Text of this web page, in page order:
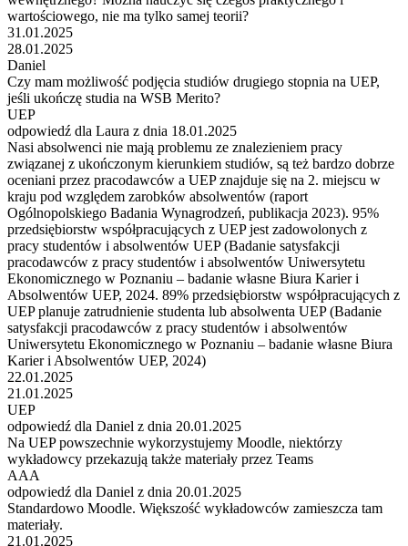
wartościowego, nie ma tylko samej teorii?
31.01.2025
28.01.2025
Daniel
Czy mam możliwość podjęcia studiów drugiego stopnia na UEP,
jeśli ukończę studia na WSB Merito?
UEP
odpowiedź dla Laura z dnia 18.01.2025
Nasi absolwenci nie mają problemu ze znalezieniem pracy
związanej z ukończonym kierunkiem studiów, są też bardzo dobrze
oceniani przez pracodawców a UEP znajduje się na 2. miejscu w
kraju pod względem zarobków absolwentów (raport
Ogólnopolskiego Badania Wynagrodzeń, publikacja 2023). 95%
przedsiębiorstw współpracujących z UEP jest zadowolonych z
pracy studentów i absolwentów UEP (Badanie satysfakcji
pracodawców z pracy studentów i absolwentów Uniwersytetu
Ekonomicznego w Poznaniu – badanie własne Biura Karier i
Absolwentów UEP, 2024. 89% przedsiębiorstw współpracujących z
UEP planuje zatrudnienie studenta lub absolwenta UEP (Badanie
satysfakcji pracodawców z pracy studentów i absolwentów
Uniwersytetu Ekonomicznego w Poznaniu – badanie własne Biura
Karier i Absolwentów UEP, 2024)
22.01.2025
21.01.2025
UEP
odpowiedź dla Daniel z dnia 20.01.2025
Na UEP powszechnie wykorzystujemy Moodle, niektórzy
wykładowcy przekazują także materiały przez Teams
AAA
odpowiedź dla Daniel z dnia 20.01.2025
Standardowo Moodle. Większość wykładowców zamieszcza tam
materiały.
21.01.2025